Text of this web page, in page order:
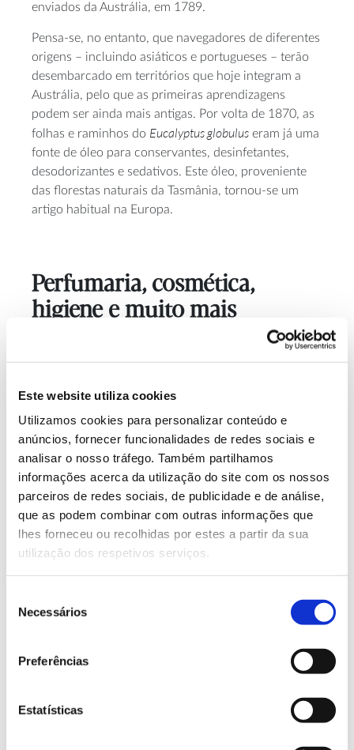
Este website utiliza cookies
Utilizamos cookies para personalizar conteúdo e
anúncios, fornecer funcionalidades de redes sociais e
analisar o nosso tráfego. Também partilhamos
informações acerca da utilização do site com os nossos
parceiros de redes sociais, de publicidade e de análise,
que as podem combinar com outras informações que
lhes forneceu ou recolhidas por estes a partir da sua
utilização dos respetivos serviços.
Necessários
Preferências
Estatísticas
enviados da Austrália, em 1789.
Pensa-se, no entanto, que navegadores de diferentes
origens – incluindo asiáticos e portugueses – terão
desembarcado em territórios que hoje integram a
Austrália, pelo que as primeiras aprendizagens
podem ser ainda mais antigas. Por volta de 1870, as
folhas e raminhos do Eucalyptus globulus eram já uma
fonte de óleo para conservantes, desinfetantes,
desodorizantes e sedativos. Este óleo, proveniente
das florestas naturais da Tasmânia, tornou-se um
artigo habitual na Europa.
Perfumaria, cosmética,
higiene e muito mais
Os óleos essenciais isolados de diferentes espécies
óleo com alto teor de cineole usado em especial para
fins medicinais, outros se destacam pelas suas
utilizações na perfumaria, incluindo dois
provenientes do eucalipto citriodora ou eucalipto-
limão (Corymbia citriodora) e do eucalipto staigeriana
(Eucalyptus staigeriana), como salienta o artigo “Óleo
essencial de eucalipto”,publicado por investigadores
da Universidade de São Paulo .
mundiais de óleo de eucalipto e exporta a
Alemanha e Holanda. Atualmente, o maior
eucalipto (Eucalyptus globulus) é a China,